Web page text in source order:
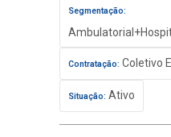
Segmentação:
Contratação: Coletivo
Situação: Ativo